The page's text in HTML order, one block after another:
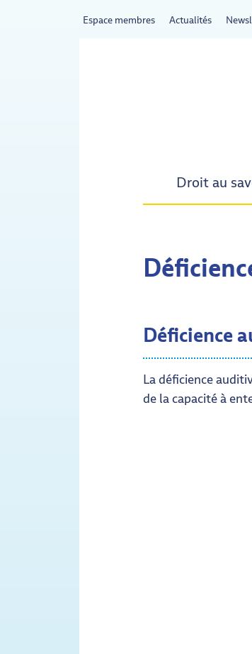
Espace membres Actualités
Droit au
Déficience
La déficience
de la capacité à